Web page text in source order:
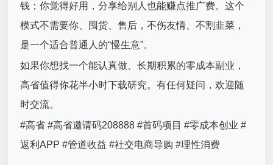
钱；你觉得好用，分享给别人也能赚点推广费。这个
模式不需要你、囤货、售后，不伤友情、不割韭菜，
是一个适合普通人的“慢生意”。
如果你想找一个能认真做、长期积累的零成本副业，
高省值得你花半小时下载研究。有任何疑问，欢迎随
时交流。
#高省 #高省邀请码208888 #首码项目 #零成本创业 #
返利APP #管道收益 #社交电商导购 #理性消费